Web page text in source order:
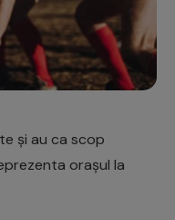
și au ca scop
orașul la